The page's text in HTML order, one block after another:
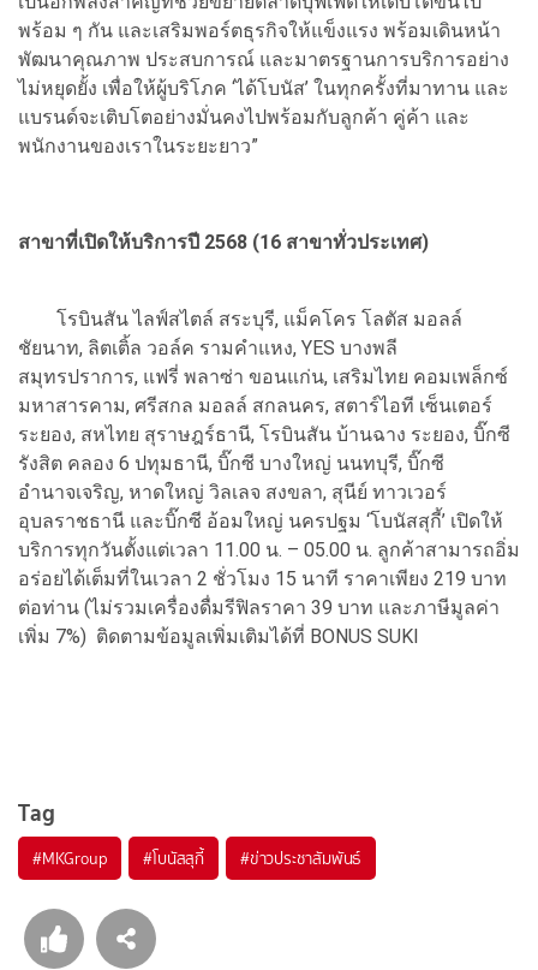
พร้อม ๆ กัน และเสริมพอร์ตธุรกิจให้แข็งแรง พร้อมเดินหน้า
พัฒนาคุณภาพ ประสบการณ์ และมาตรฐานการบริการอย่าง
ไม่หยุดยั้ง เพื่อให้ผู้บริโภค ‘ได้โบนัส’ ในทุกครั้งที่มาทาน และ
แบรนด์จะเติบโตอย่างมั่นคงไปพร้อมกับลูกค้า คู่ค้า และ
พนักงานของเราในระยะยาว”
สาขาที่เปิดให้บริการปี 2568 (16 สาขาทั่วประเทศ)
โรบินสัน ไลฟ์สไตล์ สระบุรี, แม็คโคร โลตัส มอลล์
ชัยนาท, ลิตเติ้ล วอล์ค รามคำแหง, YES บางพลี
สมุทรปราการ, แฟรี่ พลาซ่า ขอนแก่น, เสริมไทย คอมเพล็กซ์
มหาสารคาม, ศรีสกล มอลล์ สกลนคร, สตาร์ไอที เซ็นเตอร์
ระยอง, สหไทย สุราษฎร์ธานี, โรบินสัน บ้านฉาง ระยอง, บิ๊กซี
รังสิต คลอง 6 ปทุมธานี, บิ๊กซี บางใหญ่ นนทบุรี, บิ๊กซี
อำนาจเจริญ, หาดใหญ่ วิลเลจ สงขลา, สุนีย์ ทาวเวอร์
อุบลราชธานี และบิ๊กซี อ้อมใหญ่ นครปฐม ‘โบนัสสุกี้’ เปิดให้
บริการทุกวันตั้งแต่เวลา 11.00 น. – 05.00 น. ลูกค้าสามารถอิ่ม
อร่อยได้เต็มที่ในเวลา 2 ชั่วโมง 15 นาที ราคาเพียง 219 บาท
ต่อท่าน (ไม่รวมเครื่องดื่มรีฟิลราคา 39 บาท และภาษีมูลค่า
เพิ่ม 7%) ติดตามข้อมูลเพิ่มเติมได้ที่ BONUS SUKI
Tag
#MKGroup #โบนัสสุกี้ #ข่าวประชาสัมพันธ์